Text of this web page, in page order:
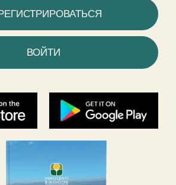
ВОЙТИ